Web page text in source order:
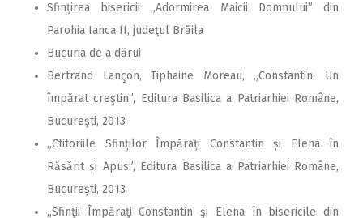
Sfinţirea bisericii ,,Adormirea Maicii Domnului” din
Parohia Ianca II, judeţul Brăila
Bucuria de a dărui
Bertrand Lançon, Tiphaine Moreau, „Constantin. Un
împărat creştin”, Editura Basilica a Patriarhiei Române,
Bucureşti, 2013
,,Ctitoriile Sfinților Împărați Constantin și Elena în
Răsărit și Apus”, Editura Basilica a Patriarhiei Române,
București, 2013
,,Sfinţii Împăraţi Constantin şi Elena în bisericile din